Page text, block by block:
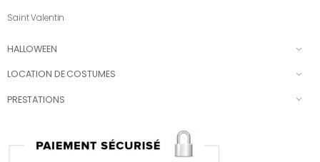
Saint Valentin
HALLOWEEN
LOCATION DE COSTUMES
PRESTATIONS